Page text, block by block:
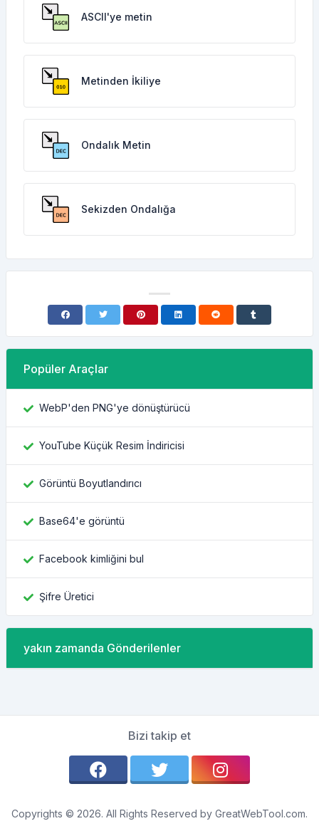
ASCII'ye metin
Metinden İkiliye
Ondalık Metin
Sekizden Ondalığa
Popüler Araçlar
WebP'den PNG'ye dönüştürücü
YouTube Küçük Resim İndiricisi
Görüntü Boyutlandırıcı
Base64'e görüntü
Facebook kimliğini bul
Şifre Üretici
yakın zamanda Gönderilenler
Bizi takip et
Copyrights © 2026. All Rights Reserved by GreatWebTool.com.